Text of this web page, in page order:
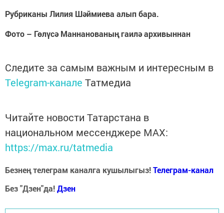
Рубриканы Лилия Шәймиева алып бара.
Фото – Гөлүсә Маннанованың гаилә архивыннан
Следите за самым важным и интересным в
Telegram-канале Татмедиа
Читайте новости Татарстана в
национальном мессенджере MАХ:
https://max.ru/tatmedia
Безнең телеграм каналга кушылыгыз!Телеграм-канал
Без "Дзен"да!Дзен